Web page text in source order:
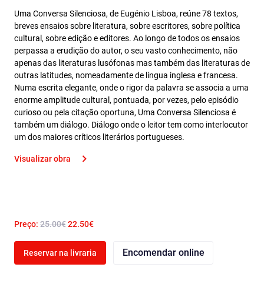
Uma Conversa Silenciosa, de Eugénio Lisboa, reúne 78 textos,
breves ensaios sobre literatura, sobre escritores, sobre política
cultural, sobre edição e editores. Ao longo de todos os ensaios
perpassa a erudição do autor, o seu vasto conhecimento, não
apenas das literaturas lusófonas mas também das literaturas de
outras latitudes, nomeadamente de língua inglesa e francesa.
Numa escrita elegante, onde o rigor da palavra se associa a uma
enorme amplitude cultural, pontuada, por vezes, pelo episódio
curioso ou pela citação oportuna, Uma Conversa Silenciosa é
também um diálogo. Diálogo onde o leitor tem como interlocutor
um dos maiores críticos literários portugueses.
Visualizar obra
Preço: 25.00€22.50€
Reservar na livraria Encomendar online